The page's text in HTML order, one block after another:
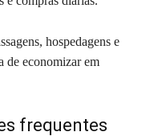
hospedagens e
de economizar em
frequentes